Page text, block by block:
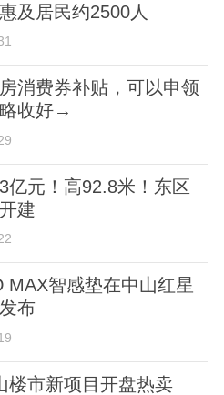
及居民约2500人
消费券补贴，可以申领
收好→
亿元！高92.8米！东区
建
MAX智感垫在中山红星
布
楼市新项目开盘热卖